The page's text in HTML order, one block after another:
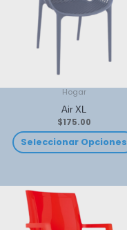
Hogar
Air XL
$175.00
Seleccionar Opciones